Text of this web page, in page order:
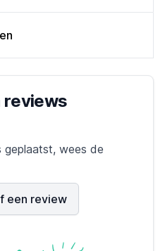
reviews
geplaatst, wees de
een review